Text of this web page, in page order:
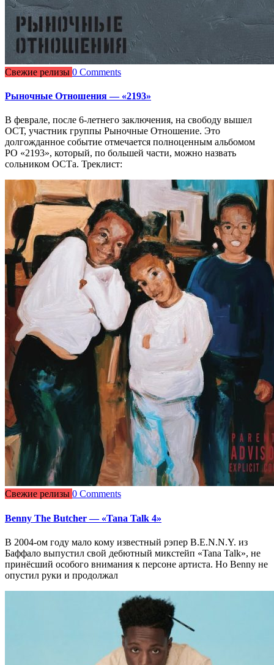
Свежие релизы 0 Comments
Рыночные Отношения — «2193»
В феврале, после 6-летнего заключения, на свободу вышел
ОСТ, участник группы Рыночные Отношение. Это
долгожданное событие отмечается полноценным альбомом
РО «2193», который, по большей части, можно назвать
сольником ОСТа. Треклист:
Свежие релизы 0 Comments
Benny The Butcher — «Tana Talk 4»
В 2004-ом году мало кому известный рэпер B.E.N.N.Y. из
Баффало выпустил свой дебютный микстейп «Tana Talk», не
принёсший особого внимания к персоне артиста. Но Benny не
опустил руки и продолжал